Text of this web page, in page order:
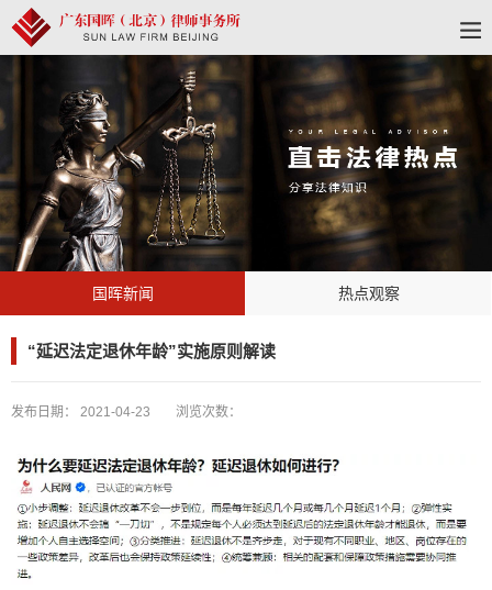
国晖新闻 热点观察
“延迟法定退休年龄”实施原则解读
发布日期： 2021-04-23 浏览次数：